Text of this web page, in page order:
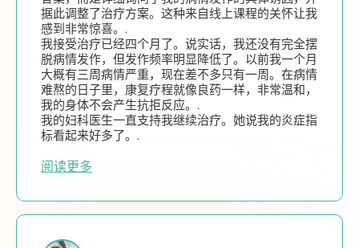
据此调整了治疗方案。这种来自线上课程的关怀让我
感到非常惊喜。.
我接受治疗已经四个月了。说实话，我还没有完全摆
脱病情发作，但发作频率明显降低了。以前我一个月
大概有三周病情严重，现在差不多只有一周。在病情
难熬的日子里，康复疗程就像良药一样，非常温和，
我的身体不会产生抗拒反应。.
我的妇科医生一直支持我继续治疗。她说我的炎症指
标看起来好多了。.
阅读更多